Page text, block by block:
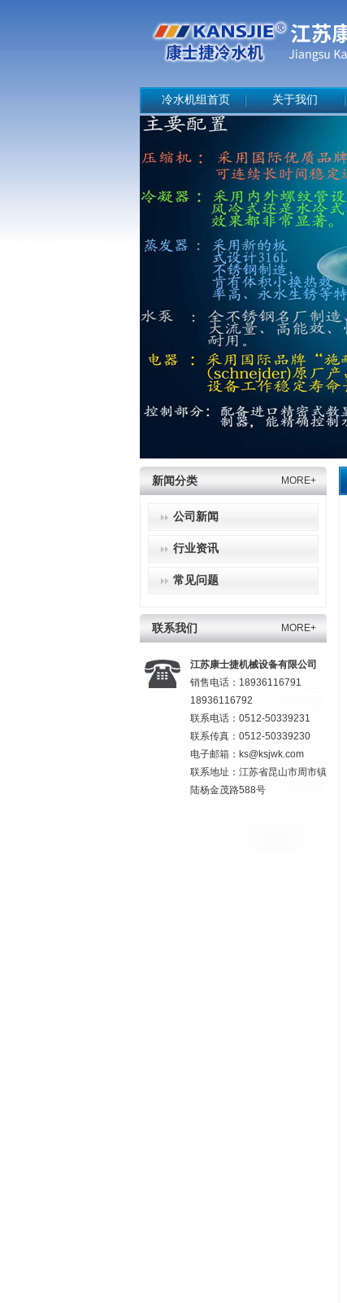
冷水机组首页 关于我们
新闻分类 MORE+
公司新闻
行业资讯
常见问题
联系我们 MORE+
江苏康士捷机械设备有限公司
销售电话：18936116791
18936116792
联系电话：0512-50339231
联系传真：0512-50339230
电子邮箱：ks@ksjwk.com
联系地址：江苏省昆山市周市镇
陆杨金茂路588号